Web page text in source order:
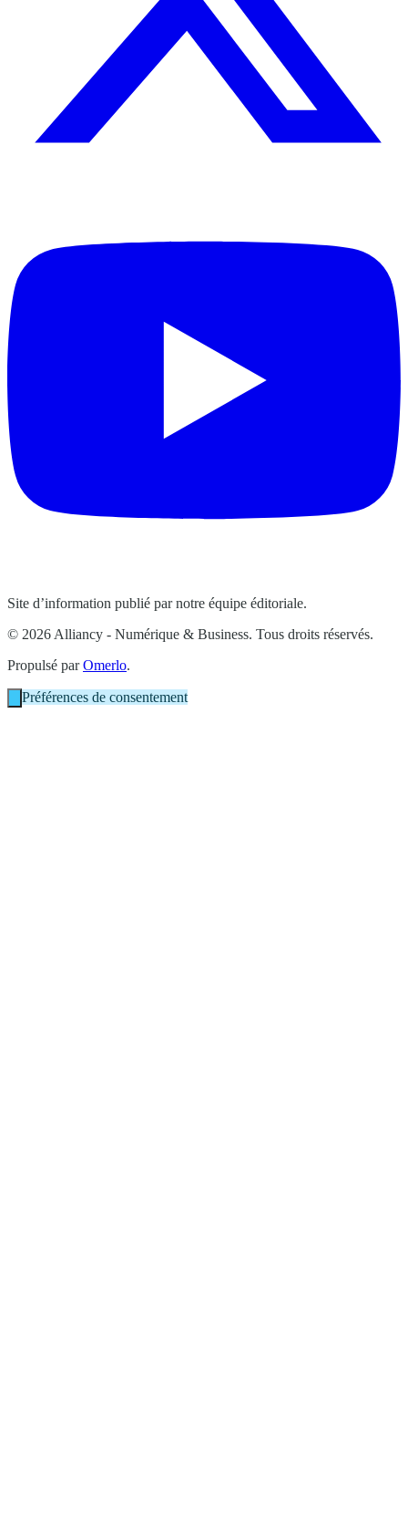
Site d’information publié par notre équipe éditoriale.
© 2026 Alliancy - Numérique & Business. Tous droits réservés.
Propulsé parOmerlo.
Préférences de consentement